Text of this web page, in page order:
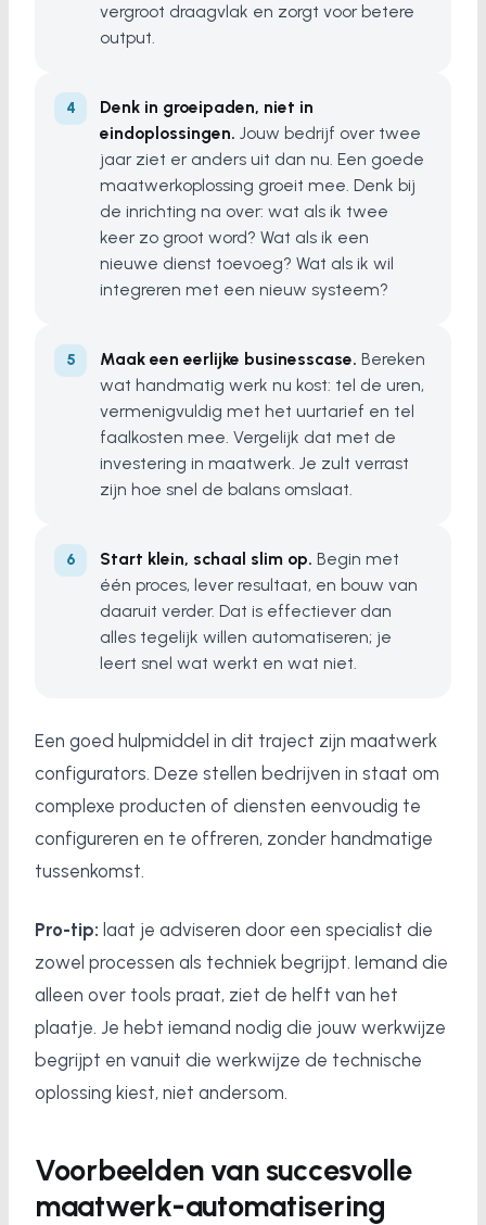
vergroot draagvlak en zorgt voor betere
output.
Denk in groeipaden, niet in
eindoplossingen. Jouw bedrijf over twee
jaar ziet er anders uit dan nu. Een goede
maatwerkoplossing groeit mee. Denk bij
de inrichting na over: wat als ik twee
keer zo groot word? Wat als ik een
nieuwe dienst toevoeg? Wat als ik wil
integreren met een nieuw systeem?
Maak een eerlijke businesscase. Bereken
wat handmatig werk nu kost: tel de uren,
vermenigvuldig met het uurtarief en tel
faalkosten mee. Vergelijk dat met de
investering in maatwerk. Je zult verrast
zijn hoe snel de balans omslaat.
Start klein, schaal slim op. Begin met
één proces, lever resultaat, en bouw van
daaruit verder. Dat is effectiever dan
alles tegelijk willen automatiseren; je
leert snel wat werkt en wat niet.
Een goed hulpmiddel in dit traject zijn maatwerk
configurators. Deze stellen bedrijven in staat om
complexe producten of diensten eenvoudig te
configureren en te offreren, zonder handmatige
tussenkomst.
Pro-tip: laat je adviseren door een specialist die
zowel processen als techniek begrijpt. Iemand die
alleen over tools praat, ziet de helft van het
plaatje. Je hebt iemand nodig die jouw werkwijze
begrijpt en vanuit die werkwijze de technische
oplossing kiest, niet andersom.
Voorbeelden van succesvolle
maatwerk-automatisering